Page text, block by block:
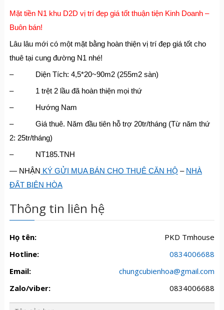
Mặt tiền N1 khu D2D vị trí đẹp giá tốt thuận tiện Kinh Doanh –
Buôn bán!
Lâu lâu mới có một mặt bằng hoàn thiện vị trí đẹp giá tốt cho
thuê tại cung đường N1 nhé!
– Diện Tích: 4,5*20~90m2 (255m2 sàn)
– 1 trệt 2 lầu đã hoàn thiện mọi thứ
– Hướng Nam
– Giá thuê. Năm đầu tiên hỗ trợ 20tr/tháng (Từ năm thứ
2: 25tr/tháng)
– NT185.TNH
— NHẬN KÝ GỬI MUA BÁN CHO THUÊ CĂN HỘ – NHÀ
ĐẤT BIÊN HÒA
Thông tin liên hệ
Họ tên:
PKD Tmhouse
Hotline:
0834006688
Email:
chungcubienhoa@gmail.com
Zalo/viber:
0834006688